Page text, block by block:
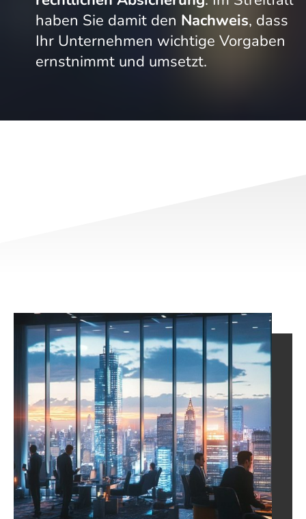
haben Sie damit den Nachweis, dass
Ihr Unternehmen wichtige Vorgaben
ernstnimmt und umsetzt.